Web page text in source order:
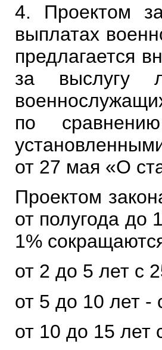
4. Проектом
выплатах
предлагается
за выслугу
по
от 27 мая «О
Проектом
от полугода до
1%
от 2 до 5 лет с
от 5 до 10 лет -
от 10 до 15 лет